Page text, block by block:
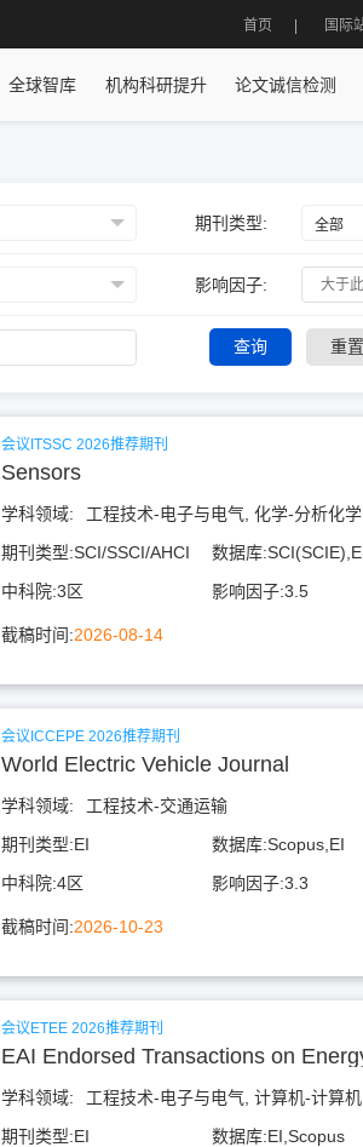
首页 国际
全球智库 机构科研提升 论文诚信检测
期刊类型:
影响因子:
查询 重置
会议ITSSC 2026推荐期刊
Sensors
学科领域:
工程技术-电子与电气, 化学-分析化
期刊类型:SCI/SSCI/AHCI 数据库:
中科院:3区 影响因子:3.5
截稿时间:2026-08-14
会议ICCEPE 2026推荐期刊
World Electric Vehicle Journal
学科领域:
工程技术-交通运输
期刊类型:EI 数据库:Scopus,EI
中科院:4区 影响因子:3.3
截稿时间:2026-10-23
会议ETEE 2026推荐期刊
EAI Endorsed Transactions on
学科领域:
工程技术-电子与电气, 计算机-计算
期刊类型:EI 数据库:EI,Scopus